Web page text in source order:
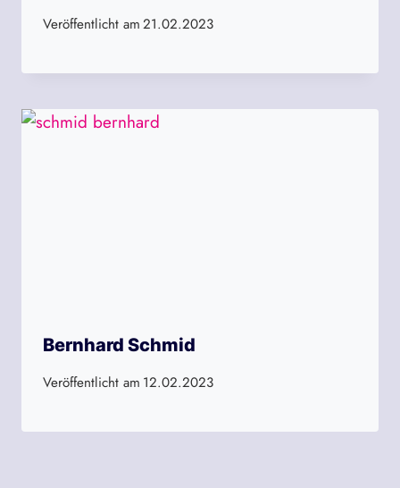
Veröffentlicht am21.02.2023
Bernhard Schmid
Veröffentlicht am 12.02.2023